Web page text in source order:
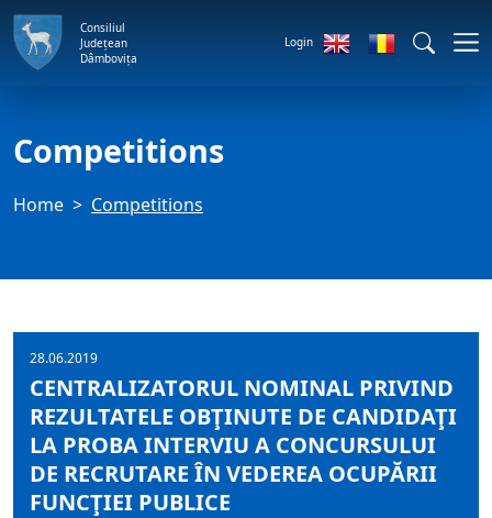
Consiliul
Județean
Dâmbovița
Login
Competitions
Home Competitions
28.06.2019
CENTRALIZATORUL NOMINAL PRIVIND
REZULTATELE OBŢINUTE DE CANDIDAŢI
LA PROBA INTERVIU A CONCURSULUI
DE RECRUTARE ÎN VEDEREA OCUPĂRII
FUNCŢIEI PUBLICE